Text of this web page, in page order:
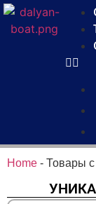
Home - Товары с